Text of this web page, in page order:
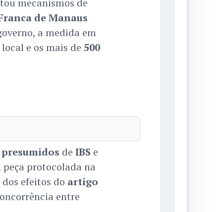
de Manaus
a medida em
e os mais de 500
de IBS e
protocolada na
efeitos do artigo
entre